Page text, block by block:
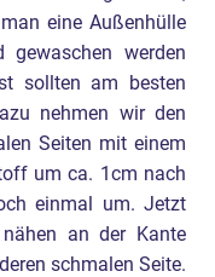
eine Außenhülle
werden
sollten am besten
nehmen wir den
Seiten mit einem
um ca. 1cm nach
einmal um. Jetzt
an der Kante
schmalen Seite.